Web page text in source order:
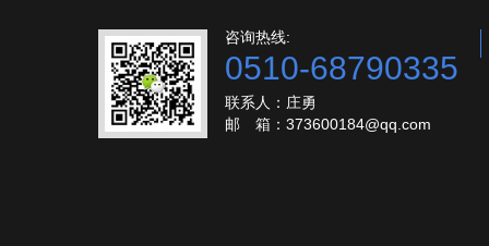
咨询热线:
0510-68790335
联系人：庄勇
邮 箱：373600184@qq.com